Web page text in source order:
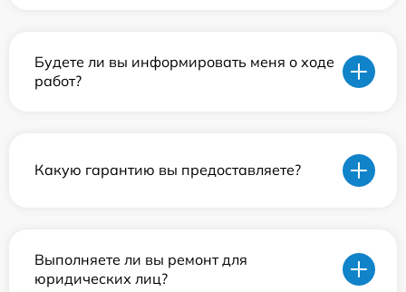
Будете ли вы информировать меня о ходе
работ?
Какую гарантию вы предоставляете?
Выполняете ли вы ремонт для
юридических лиц?